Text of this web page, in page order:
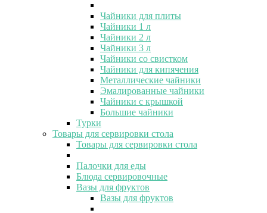
Чайники для плиты
Чайники 1 л
Чайники 2 л
Чайники 3 л
Чайники со свистком
Чайники для кипячения
Металлические чайники
Эмалированные чайники
Чайники с крышкой
Большие чайники
Турки
Товары для сервировки стола
Товары для сервировки стола
Палочки для еды
Блюда сервировочные
Вазы для фруктов
Вазы для фруктов